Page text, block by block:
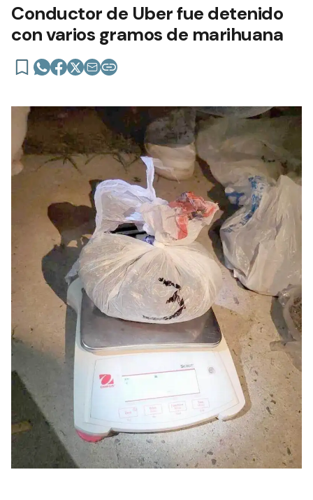
Conductor de Uber fue detenido
con varios gramos de marihuana